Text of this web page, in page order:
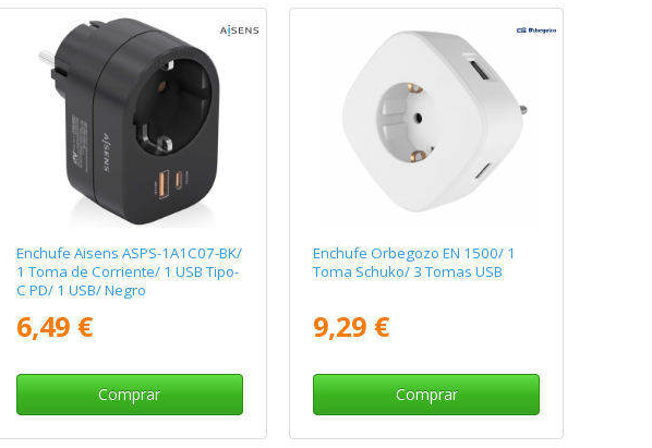
Enchufe Aisens ASPS-1A1C07-BK/
1 Toma de Corriente/ 1 USB Tipo-
C PD/ 1 USB/ Negro
6,49 €
Comprar
Enchufe Orbegozo EN 1500/ 1
Toma Schuko/ 3 Tomas USB
9,29 €
Comprar